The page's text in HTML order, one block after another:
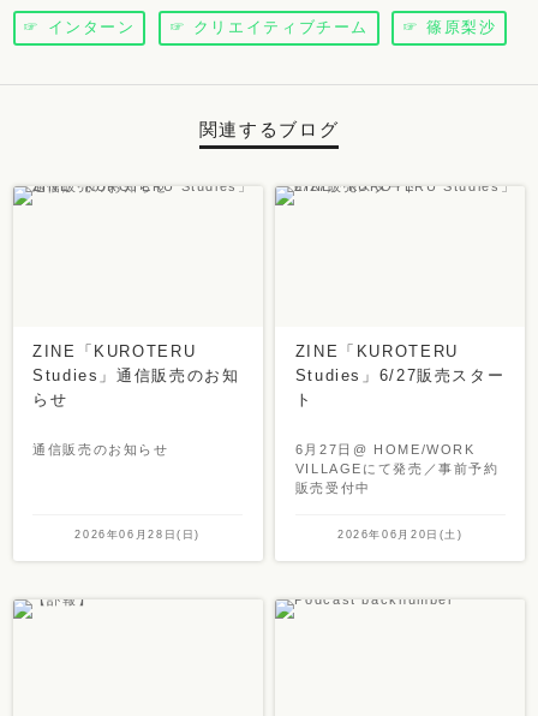
☞ インターン ☞ クリエイティブチーム ☞ 篠原梨沙
関連するブログ
ZINE「KUROTERU
Studies」通信販売のお知
らせ
通信販売のお知らせ
2026年06月28日(日)
ZINE「KUROTERU
Studies」6/27販売スター
ト
6月27日@ HOME/WORK
VILLAGEにて発売／事前予約
販売受付中
2026年06月20日(土)